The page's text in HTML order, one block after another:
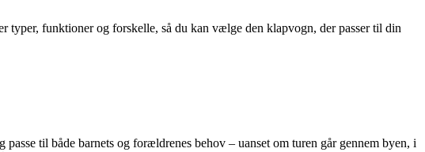
funktioner og forskelle, så du kan vælge den klapvogn, der passer til din
til både barnets og forældrenes behov – uanset om turen går gennem byen, i